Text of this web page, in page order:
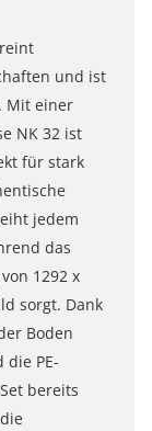
und ist
Mit einer
NK 32 ist
für stark
jedem
das
1292 x
sorgt. Dank
Boden
PE-
bereits